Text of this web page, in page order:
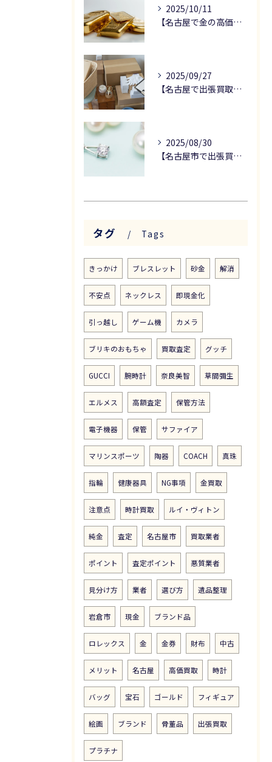
2025/10/11
【名古屋で金の高価買取なら】金買取の注意点を解説します！
2025/09/27
【名古屋で出張買取をお考えの方へ】骨董品の査定ポイントについて解説！
2025/08/30
【名古屋市で出張買取なら】真珠の高価買取のためのポイント
タグ Tags
きっかけ ブレスレット 砂金 解消
不安点 ネックレス 即現金化
引っ越し ゲーム機 カメラ
ブリキのおもちゃ 買取査定 グッチ
GUCCI 腕時計 奈良美智 草間彌生
エルメス 高額査定 保管方法
電子機器 保管 サファイア
マリンスポーツ 陶器 COACH 真珠
指輪 健康器具 NG事項 金買取
注意点 時計買取 ルイ・ヴィトン
純金 査定 名古屋市 買取業者
ポイント 査定ポイント 悪質業者
見分け方 業者 選び方 遺品整理
岩倉市 現金 ブランド品
ロレックス 金 金券 財布 中古
メリット 名古屋 高価買取 時計
バッグ 宝石 ゴールド フィギュア
絵画 ブランド 骨董品 出張買取
プラチナ